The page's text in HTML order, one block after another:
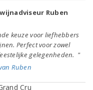
Ruben
keuze voor liefhebbers
Perfect voor zowel
gelegenheden. "
Ruben